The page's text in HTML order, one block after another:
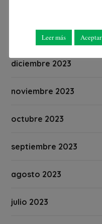
enero 2024
diciembre 2023
noviembre 2023
octubre 2023
septiembre 2023
agosto 2023
julio 2023
Leer más Aceptar